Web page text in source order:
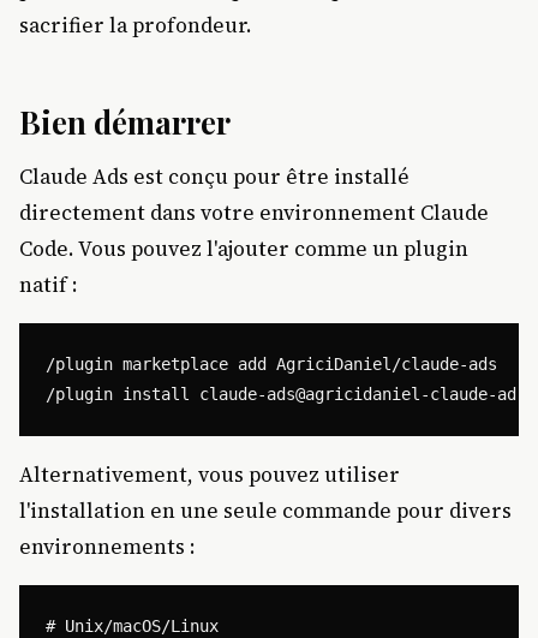
sacrifier la profondeur.
Bien démarrer
Claude Ads est conçu pour être installé
directement dans votre environnement Claude
Code. Vous pouvez l'ajouter comme un plugin
natif :
/plugin marketplace add AgriciDaniel/claude-ads
Alternativement, vous pouvez utiliser
l'installation en une seule commande pour divers
environnements :
# Unix/macOS/Linux